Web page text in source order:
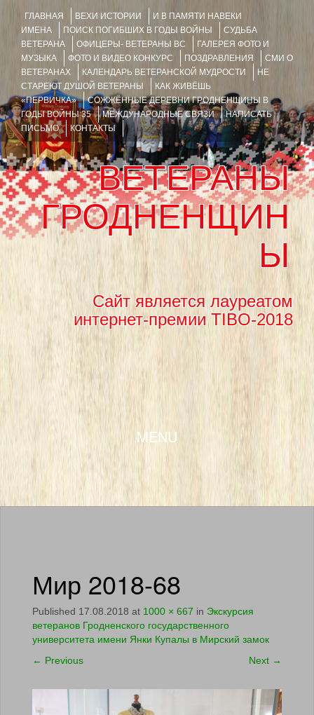
ГЛАВНАЯ ВЕХИ ИСТОРИИ
И В ПАМЯТИ НАВЕКИ
ИМЕНА
ПОИСК ПОГИБШИХ В ГОДЫ ВОЙНЫ
СУДЬБА
ВЕТЕРАНА
ОФИЦЕРЫ- ВЕТЕРАНЫ ВС
ГАЛЕРЕЯ ФОТО И
МУЗЫКА
ФОТО И ВИДЕО КОНКУРС ПОЗДРАВЛЕНИЯ
СМИ О
ВЕТЕРАНАХ
КАЛЕНДАРЬ ВЕТЕРАНСКОЙ МУДРОСТИ
НЕ
СТАРЕЮТ ДУШОЙ ВЕТЕРАНЫ
КАК ЖИВЁШЬ
«ПЕРВИЧКА»
СОЖЖЁННЫЕ ДЕРЕВНИ ГРОДНЕНЩИНЫ В
ГОДЫ ВОЙНЫ 35
МЕЖДУНАРОДНЫЕ СВЯЗИ
НАПИСАТЬ
ПИСЬМО
КОНТАКТЫ
ВЕТЕРАНЫ
ГРОДНЕНЩИН
Ы
Сайт является лауреатом
интернет-премии TIBO-2018
MENU
SKIP TO CONTENT
Мир 2018-68
Published 17.08.2018 at 1000 × 667 in Экскурсия
ветеранов Гродненского государственного
университета имени Янки Купалы в Мирский замок
← Previous Next →